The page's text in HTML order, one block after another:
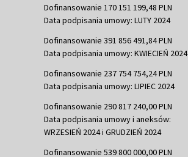
Dofinansowanie 170 151 199,48 PLN
Data podpisania umowy: LUTY 2024
Dofinansowanie 391 856 491,84 PLN
Data podpisania umowy: KWIECIEŃ 2024
Dofinansowanie 237 754 754,24 PLN
Data podpisania umowy: LIPIEC 2024
Dofinansowanie 290 817 240,00 PLN
Data podpisania umowy i aneksów:
WRZESIEŃ 2024 i GRUDZIEŃ 2024
Dofinansowanie 539 800 000,00 PLN